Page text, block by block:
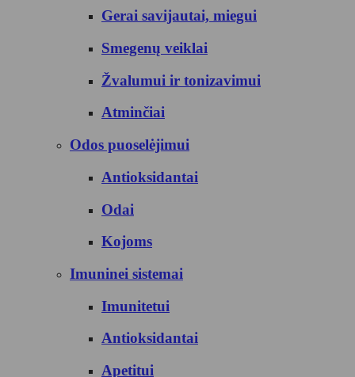
Gerai savijautai, miegui
Smegenų veiklai
Žvalumui ir tonizavimui
Atminčiai
Odos puoselėjimui
Antioksidantai
Odai
Kojoms
Imuninei sistemai
Imunitetui
Antioksidantai
Apetitui